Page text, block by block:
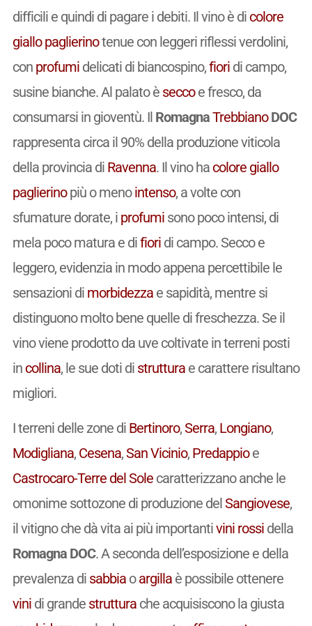
difficili e quindi di pagare i debiti. Il vino è di colore
giallo paglierinotenue con leggeri riflessi verdolini,
con profumidelicati di biancospino,fioridi campo,
susine bianche. Al palato è seccoe fresco, da
consumarsi in gioventù. Il RomagnaTrebbianoDOC
rappresenta circa il 90% della produzione viticola
della provincia di Ravenna. Il vino ha colore giallo
paglierinopiù o menointenso, a volte con
sfumature dorate, i profumisono poco intensi, di
mela poco matura e difioridi campo. Secco e
leggero, evidenzia in modo appena percettibile le
sensazioni di morbidezzae sapidità, mentre si
distinguono molto bene quelle di freschezza. Se il
vino viene prodotto da uve coltivate in terreni posti
in collina, le sue doti di strutturae carattere risultano
migliori.
I terreni delle zone di Bertinoro,Serra, Longiano,
Modigliana, Cesena,San Vicinio, Predappioe
Castrocaro-Terre del Solecaratterizzano anche le
omonime sottozone di produzione delSangiovese,
il vitigno che dà vita ai più importantivini rossidella
Romagna DOC. A seconda dell’esposizione e della
prevalenza di sabbiaoargillaè possibile ottenere
vinidi grande strutturache acquisiscono la giusta